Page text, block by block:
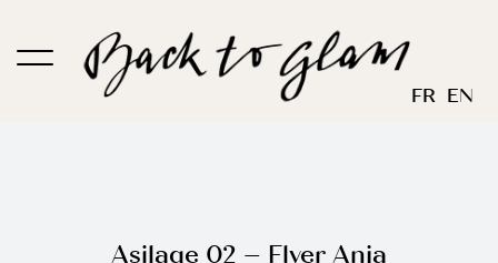
au
FR EN
Asilage 02 – Flyer Anja